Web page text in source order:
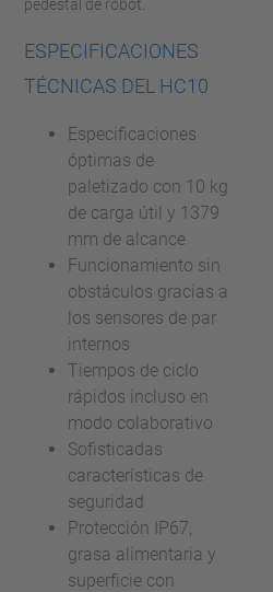
pedestal de robot.
ESPECIFICACIONES
TÉCNICAS DEL HC10
Especificaciones
óptimas de
paletizado con 10 kg
de carga útil y 1379
mm de alcance
Funcionamiento sin
obstáculos gracias a
los sensores de par
internos
Tiempos de ciclo
rápidos incluso en
modo colaborativo
Sofisticadas
características de
seguridad
Protección IP67,
grasa alimentaria y
superficie con